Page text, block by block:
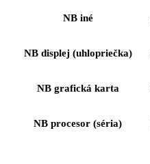
NB iné
NB displej (uhlopriečka)
NB grafická karta
NB procesor (séria)